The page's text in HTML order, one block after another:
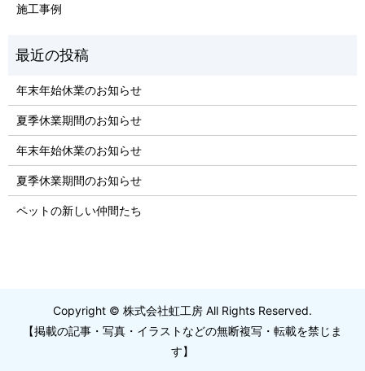
施工事例
年末年始休業のお知らせ
夏季休業期間のお知らせ
年末年始休業のお知らせ
夏季休業期間のお知らせ
ペットの新しい仲間たち
Copyright © 株式会社虹工房 All Rights Reserved.
【掲載の記事・写真・イラストなどの無断複写・転載を禁じま
す】